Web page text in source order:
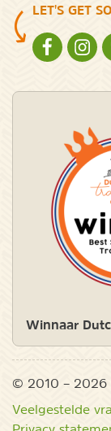
LET'S GET
Winnaar
© 2010 – 2026
Veelgestelde